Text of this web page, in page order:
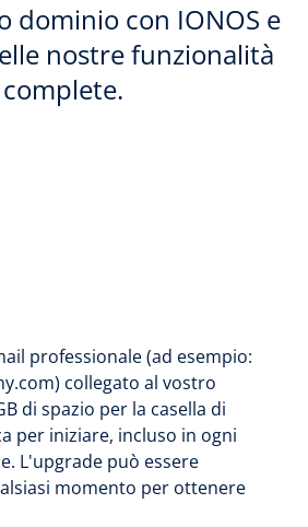
dominio con IONOS e
nostre funzionalità
complete.
professionale (ad esempio:
collegato al vostro
di spazio per la casella di
per iniziare, incluso in ogni
L'upgrade può essere
momento per ottenere